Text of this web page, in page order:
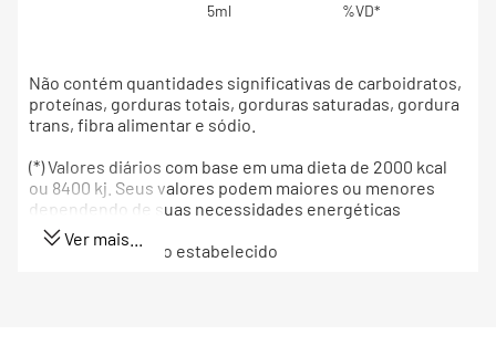
5ml %VD*
Não contém quantidades significativas de carboidratos,
proteínas, gorduras totais, gorduras saturadas, gordura
trans, fibra alimentar e sódio.
(*) Valores diários com base em uma dieta de 2000 kcal
ou 8400 kj. Seus valores podem maiores ou menores
dependendo de suas necessidades energéticas
(**) valor diário não estabelecido
Ver mais...